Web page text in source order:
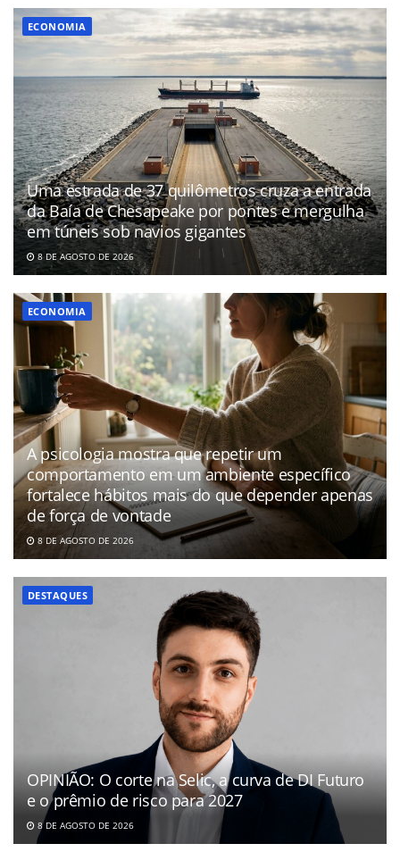
ECONOMIA
Uma estrada de 37 quilômetros cruza a entrada
da Baía de Chesapeake por pontes e mergulha
em túneis sob navios gigantes
8 DE AGOSTO DE 2026
ECONOMIA
A psicologia mostra que repetir um
comportamento em um ambiente específico
fortalece hábitos mais do que depender apenas
de força de vontade
8 DE AGOSTO DE 2026
DESTAQUES
OPINIÃO: O corte na Selic, a curva de DI Futuro
e o prêmio de risco para 2027
8 DE AGOSTO DE 2026